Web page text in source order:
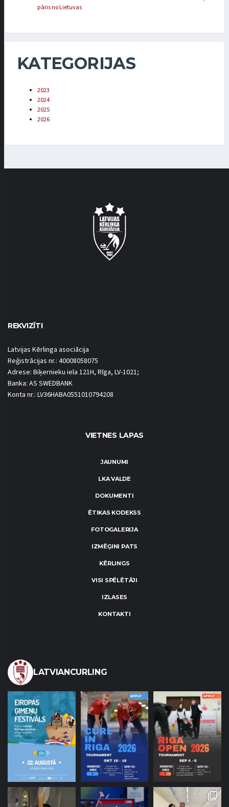
pāris no Lietuvas
KATEGORIJAS
2023
2024
2025
2026
REKVIZĪTI
Latvijas Kērlinga asociācija
Reģistrācijas nr.: 40008058075
Adrese: Biķernieku iela 121H, Rīga, LV-1021;
Banka: AS SWEDBANK
Konta nr.: LV36HABA0551010794208
VIETNES LAPAS
JAUNUMI
LKA VALDE
DOKUMENTI
ĒTIKAS KODEKSS
FOTOGALERIJA
IZMĒĢINI PATS
KĒRLINGS
VISI SPĒLĒTĀJI
IZLASES
KONTAKTI
LATVIANCURLING